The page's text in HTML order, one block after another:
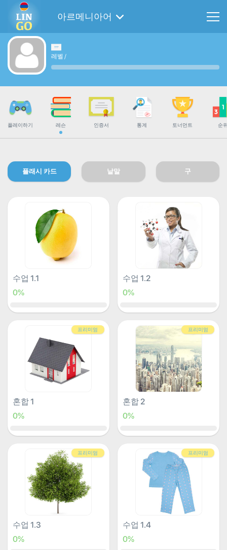
아르메니아어
레벨 /
플레이하기 레슨 인증서 통계 토너먼트 순
플래시 카드 낱말 구
수업 1.1
0%
수업 1.2
0%
프리미엄
혼합 1
0%
프리미엄
혼합 2
0%
프리미엄
수업 1.3
0%
프리미엄
수업 1.4
0%